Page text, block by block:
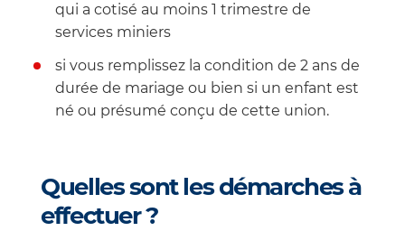
qui a cotisé au moins 1 trimestre de
services miniers
si vous remplissez la condition de 2 ans de
durée de mariage ou bien si un enfant est
né ou présumé conçu de cette union.
Quelles sont les démarches à
effectuer ?